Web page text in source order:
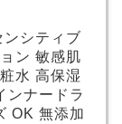
シティブ
ン 敏感肌
水 高保湿
ンナードラ
OK 無添加